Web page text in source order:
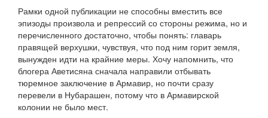
Рамки одной публикации не способны вместить все
эпизоды произвола и репрессий со стороны режима, но и
перечисленного достаточно, чтобы понять: главарь
правящей верхушки, чувствуя, что под ним горит земля,
вынужден идти на крайние меры. Хочу напомнить, что
блогера Аветисяна сначала направили отбывать
тюремное заключение в Армавир, но почти сразу
перевели в Нубарашен, потому что в Армавирской
колонии не было мест.